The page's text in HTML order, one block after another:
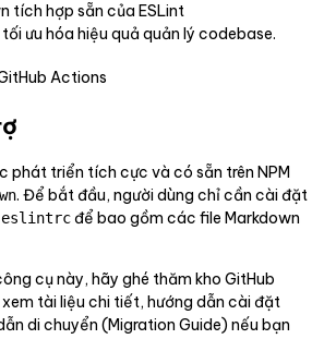
tích hợp sẵn của ESLint
ưu hóa hiệu quả quản lý codebase.
Actions
phát triển tích cực và có sẵn trên NPM
. Để bắt đầu, người dùng chỉ cần cài đặt
để bao gồm các file Markdown
cụ này, hãy ghé thăm kho GitHub
tài liệu chi tiết, hướng dẫn cài đặt
di chuyển (Migration Guide) nếu bạn